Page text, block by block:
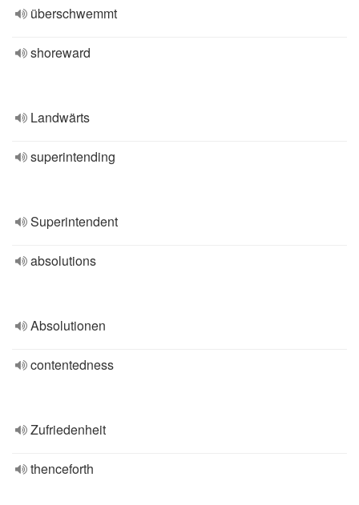
überschwemmt
shoreward
Landwärts
superintending
Superintendent
absolutions
Absolutionen
contentedness
Zufriedenheit
thenceforth